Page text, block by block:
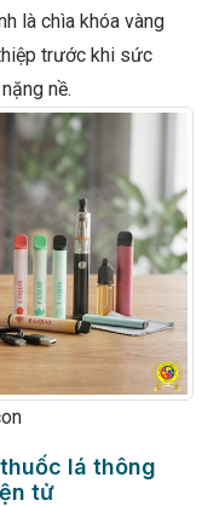
là chìa khóa vàng
trước khi sức
nề.
lá thông
tử